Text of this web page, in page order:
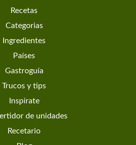
Recetas
Categorias
Ingredientes
Países
Gastroguía
Trucos y tips
Inspírate
de unidades
Recetario